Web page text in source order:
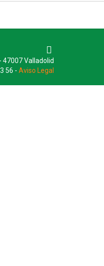
47007 Valladolid
56 - Aviso Legal